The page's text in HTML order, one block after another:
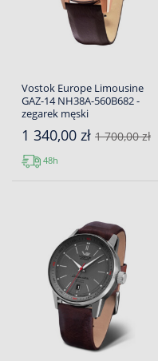
Vostok Europe Limousine
GAZ-14 NH38A-560B682 -
zegarek męski
1 340,00 zł 1 700,00 zł
48h